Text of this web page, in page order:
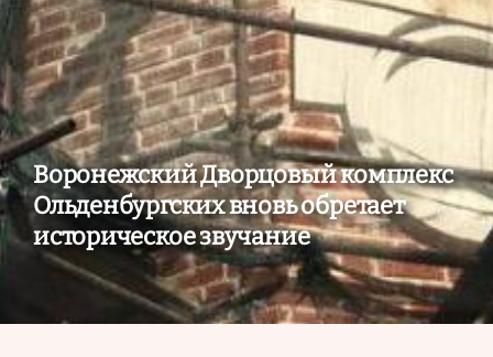
Воронежский Дворцовый комплекс
Ольденбургских вновь обретает
историческое звучание